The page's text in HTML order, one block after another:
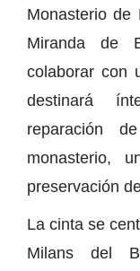
Monasterio de
Miranda de
colaborar con
destinará
reparación
monasterio,
preservación
La cinta se
Milans del